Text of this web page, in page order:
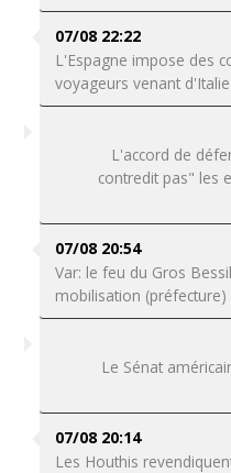
07/08 22:22
L'Espagne impose des
voyageurs venant
L'accord de
contredit pas" les
07/08 20:54
Var: le feu du Gros
mobilisation (préfecture)
Le Sénat
07/08 20:14
Les Houthis